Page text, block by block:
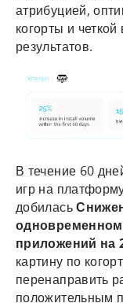
атрибуцией,
когорты и
результатов.
В течение 60
игр на
добилась
приложений на
картину по
перенаправить
положительным